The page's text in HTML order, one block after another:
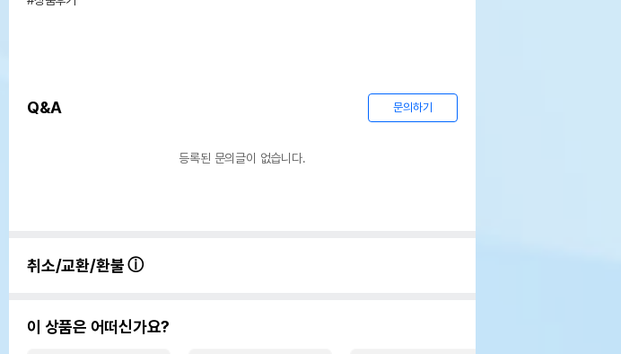
Q&A 문의하기
등록된 문의글이 없습니다.
취소/교환/환불
이 상품은 어떠신가요?